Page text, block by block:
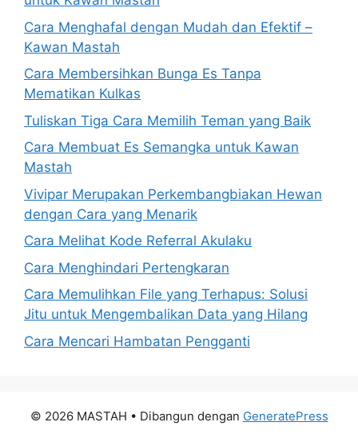
Cara Menghafal dengan Mudah dan Efektif –
Kawan Mastah
Cara Membersihkan Bunga Es Tanpa
Mematikan Kulkas
Tuliskan Tiga Cara Memilih Teman yang Baik
Cara Membuat Es Semangka untuk Kawan
Mastah
Vivipar Merupakan Perkembangbiakan Hewan
dengan Cara yang Menarik
Cara Melihat Kode Referral Akulaku
Cara Menghindari Pertengkaran
Cara Memulihkan File yang Terhapus: Solusi
Jitu untuk Mengembalikan Data yang Hilang
Cara Mencari Hambatan Pengganti
© 2026 MASTAH • Dibangun dengan GeneratePress